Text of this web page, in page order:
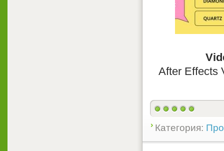
After Effects
Категория: